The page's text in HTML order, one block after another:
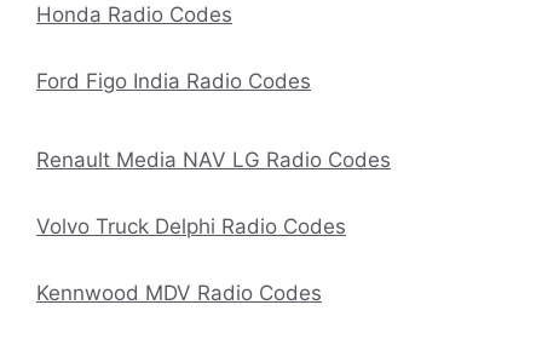
Honda Radio Codes
Ford Figo India Radio Codes
Renault Media NAV LG Radio Codes
Volvo Truck Delphi Radio Codes
Kennwood MDV Radio Codes